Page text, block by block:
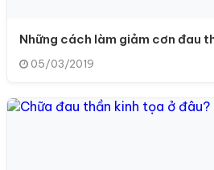
Những cách làm giảm cơn đau
05/03/2019